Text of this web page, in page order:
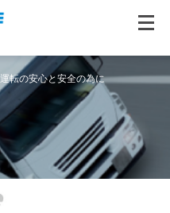
運転の安心と安全の為に